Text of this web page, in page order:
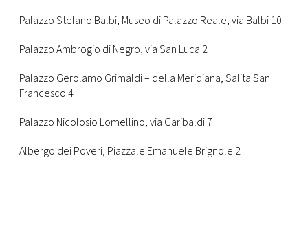
Palazzo Stefano Balbi, Museo di Palazzo Reale, via Balbi 10
Palazzo Ambrogio di Negro, via San Luca 2
Palazzo Gerolamo Grimaldi – della Meridiana, Salita San
Francesco 4
Palazzo Nicolosio Lomellino, via Garibaldi 7
Albergo dei Poveri, Piazzale Emanuele Brignole 2